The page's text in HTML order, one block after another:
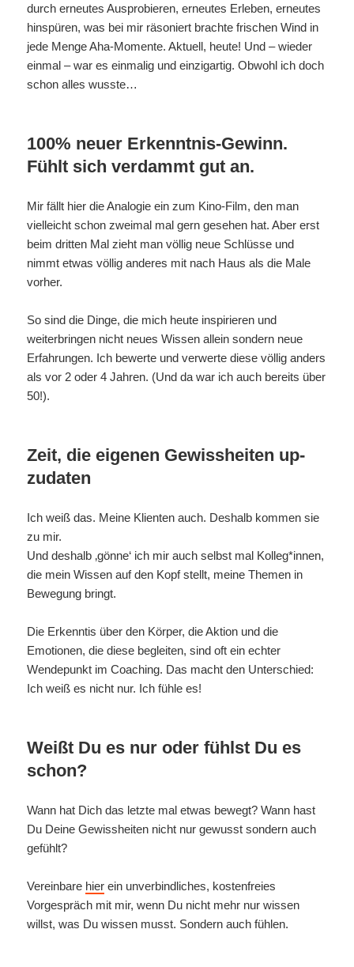
durch erneutes Ausprobieren, erneutes Erleben, erneutes
hinspüren, was bei mir räsoniert brachte frischen Wind in
jede Menge Aha-Momente. Aktuell, heute! Und – wieder
einmal – war es einmalig und einzigartig. Obwohl ich doch
schon alles wusste…
100% neuer Erkenntnis-Gewinn.
Fühlt sich verdammt gut an.
Mir fällt hier die Analogie ein zum Kino-Film, den man
vielleicht schon zweimal mal gern gesehen hat. Aber erst
beim dritten Mal zieht man völlig neue Schlüsse und
nimmt etwas völlig anderes mit nach Haus als die Male
vorher.
So sind die Dinge, die mich heute inspirieren und
weiterbringen nicht neues Wissen allein sondern neue
Erfahrungen. Ich bewerte und verwerte diese völlig anders
als vor 2 oder 4 Jahren. (Und da war ich auch bereits über
50!).
Zeit, die eigenen Gewissheiten up-
zudaten
Ich weiß das. Meine Klienten auch. Deshalb kommen sie
zu mir.
Und deshalb ‚gönne‘ ich mir auch selbst mal Kolleg*innen,
die mein Wissen auf den Kopf stellt, meine Themen in
Bewegung bringt.
Die Erkenntis über den Körper, die Aktion und die
Emotionen, die diese begleiten, sind oft ein echter
Wendepunkt im Coaching. Das macht den Unterschied:
Ich weiß es nicht nur. Ich fühle es!
Weißt Du es nur oder fühlst Du es
schon?
Wann hat Dich das letzte mal etwas bewegt? Wann hast
Du Deine Gewissheiten nicht nur gewusst sondern auch
gefühlt?
Vereinbare hier ein unverbindliches, kostenfreies
Vorgespräch mit mir, wenn Du nicht mehr nur wissen
willst, was Du wissen musst. Sondern auch fühlen.